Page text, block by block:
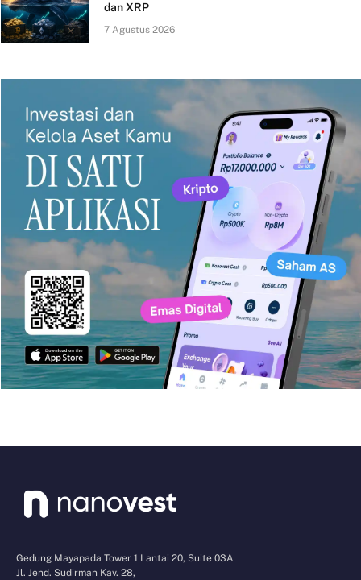
dan XRP
7 Agustus 2026
Gedung Mayapada Tower 1 Lantai 20, Suite 03A
Jl. Jend. Sudirman Kav. 28,